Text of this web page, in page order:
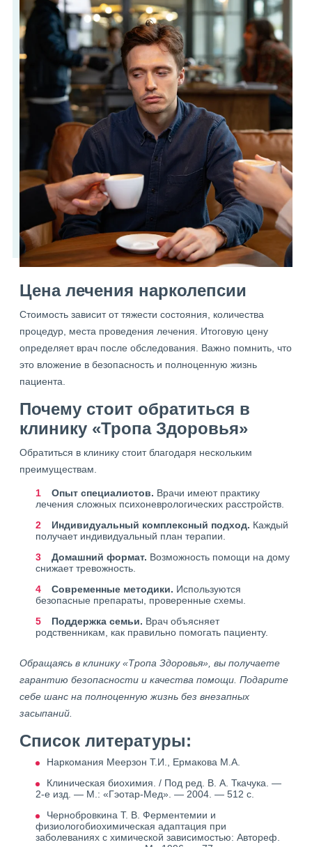
Цена лечения нарколепсии
Стоимость зависит от тяжести состояния, количества
процедур, места проведения лечения. Итоговую цену
определяет врач после обследования. Важно помнить, что
это вложение в безопасность и полноценную жизнь
пациента.
Почему стоит обратиться в
клинику «Тропа Здоровья»
Обратиться в клинику стоит благодаря нескольким
преимуществам.
Опыт специалистов. Врачи имеют практику
лечения сложных психоневрологических расстройств.
Индивидуальный комплексный подход. Каждый
получает индивидуальный план терапии.
Домашний формат. Возможность помощи на дому
снижает тревожность.
Современные методики. Используются
безопасные препараты, проверенные схемы.
Поддержка семьи. Врач объясняет
родственникам, как правильно помогать пациенту.
Обращаясь в клинику «Тропа Здоровья», вы получаете
гарантию безопасности и качества помощи. Подарите
себе шанс на полноценную жизнь без внезапных
засыпаний.
Список литературы:
Наркомания Меерзон Т.И., Ермакова М.А.
Клиническая биохимия. / Под ред. В. А. Ткачука. —
2-е изд. — М.: «Гэотар-Мед». — 2004. — 512 с.
Чернобровкина Т. В. Ферментемии и
физиологобиохимическая адаптация при
заболеваниях с химической зависимостью: Автореф.